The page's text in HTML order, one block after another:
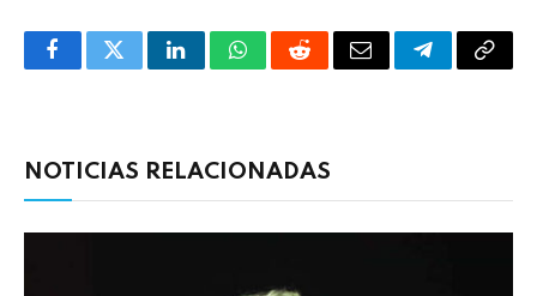
FacebookTwitterLinkedInWhatsAppRedditCorreoTelegrama
NOTICIAS RELACIONADAS